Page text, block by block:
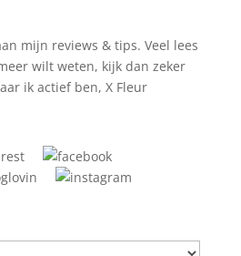
mijn reviews & tips. Veel lees
wilt weten, kijk dan zeker
ik actief ben, X Fleur